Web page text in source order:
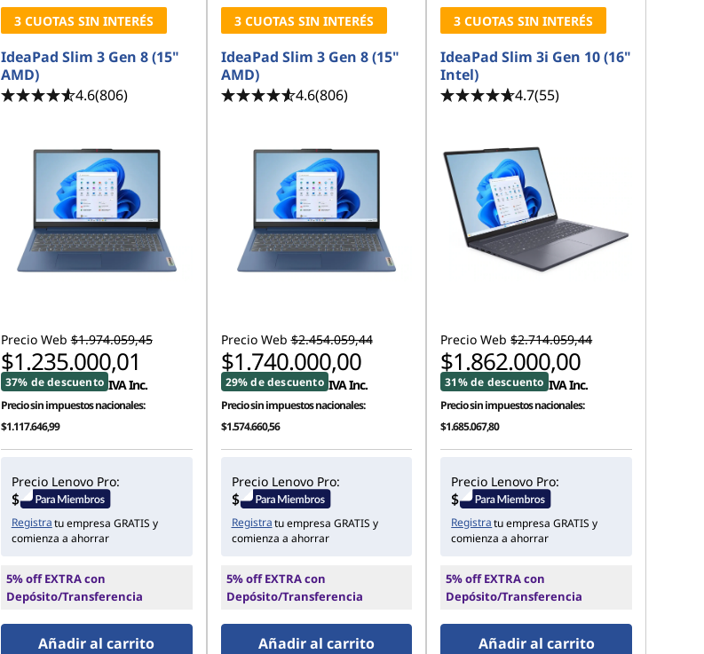
3 CUOTAS SIN INTERÉS
IdeaPad Slim 3 Gen 8 (15"
AMD)
4.6(806)
Precio Web $1.974.059,45
$1.235.000,01
37% de descuento IVA Inc.
Precio sin impuestos nacionales:
$1.117.646,99
Precio Lenovo Pro:
Registratu empresa GRATIS y
comienza a ahorrar
5% off EXTRA con
Depósito/Transferencia
Añadir al carrito
3 CUOTAS SIN INTERÉS
IdeaPad Slim 3 Gen 8 (15"
AMD)
4.6(806)
Precio Web $2.454.059,44
$1.740.000,00
29% de descuento IVA Inc.
Precio sin impuestos nacionales:
$1.574.660,56
Precio Lenovo Pro:
Registratu empresa GRATIS y
comienza a ahorrar
5% off EXTRA con
Depósito/Transferencia
Añadir al carrito
3 CUOTAS SIN INTERÉS
IdeaPad Slim 3i Gen 10 (16"
Intel)
4.7(55)
Precio Web $2.714.059,44
$1.862.000,00
31% de descuento IVA Inc.
Precio sin impuestos nacionales:
$1.685.067,80
Precio Lenovo Pro:
Registratu empresa GRATIS y
comienza a ahorrar
5% off EXTRA con
Depósito/Transferencia
Añadir al carrito